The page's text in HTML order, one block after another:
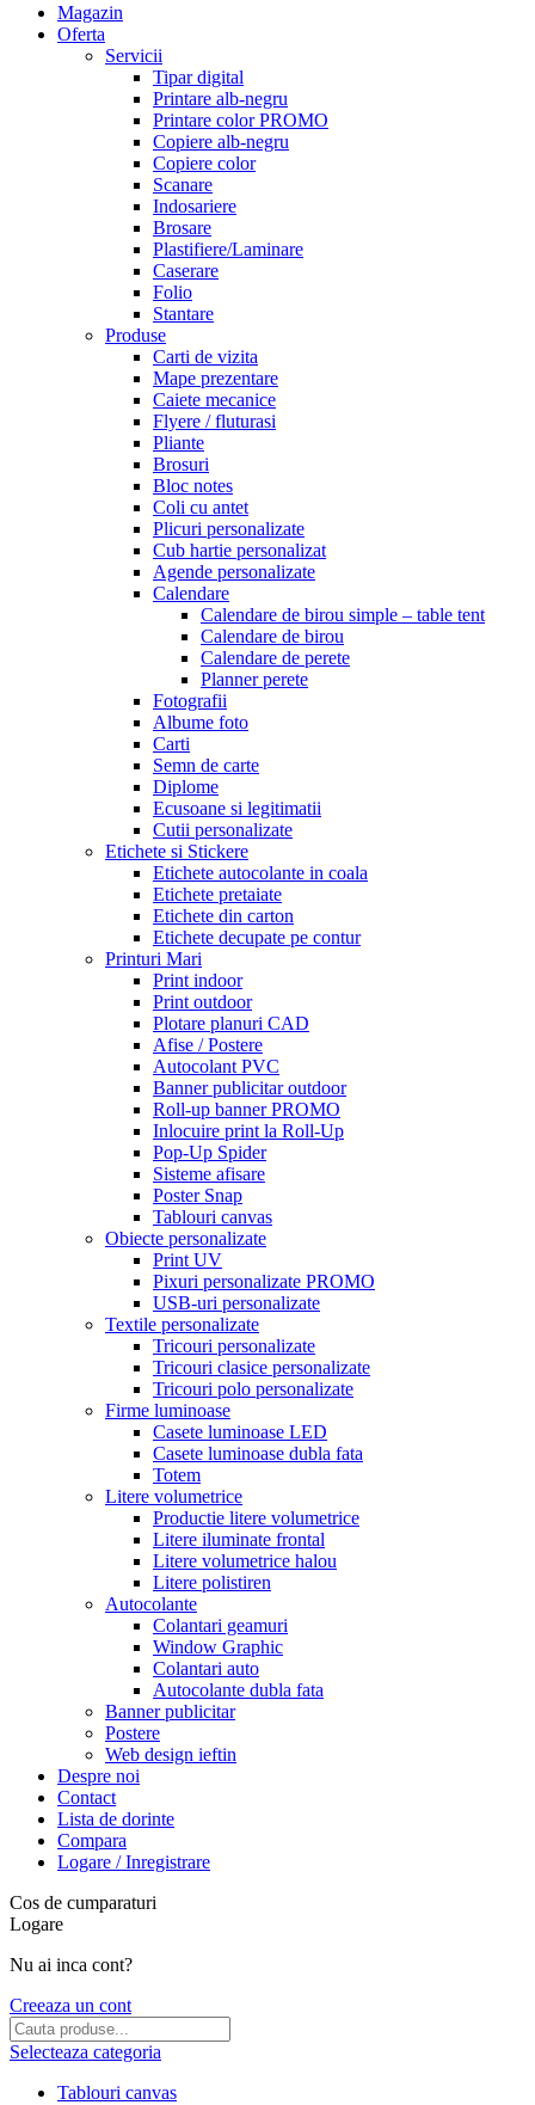
Magazin
Oferta
Servicii
Tipar digital
Printare alb-negru
Printare color PROMO
Copiere alb-negru
Copiere color
Scanare
Indosariere
Brosare
Plastifiere/Laminare
Caserare
Folio
Stantare
Produse
Carti de vizita
Mape prezentare
Caiete mecanice
Flyere / fluturasi
Pliante
Brosuri
Bloc notes
Coli cu antet
Plicuri personalizate
Cub hartie personalizat
Agende personalizate
Calendare
Calendare de birou simple – table tent
Calendare de birou
Calendare de perete
Planner perete
Fotografii
Albume foto
Carti
Semn de carte
Diplome
Ecusoane si legitimatii
Cutii personalizate
Etichete si Stickere
Etichete autocolante in coala
Etichete pretaiate
Etichete din carton
Etichete decupate pe contur
Printuri Mari
Print indoor
Print outdoor
Plotare planuri CAD
Afise / Postere
Autocolant PVC
Banner publicitar outdoor
Roll-up banner PROMO
Inlocuire print la Roll-Up
Pop-Up Spider
Sisteme afisare
Poster Snap
Tablouri canvas
Obiecte personalizate
Print UV
Pixuri personalizate PROMO
USB-uri personalizate
Textile personalizate
Tricouri personalizate
Tricouri clasice personalizate
Tricouri polo personalizate
Firme luminoase
Casete luminoase LED
Casete luminoase dubla fata
Totem
Litere volumetrice
Productie litere volumetrice
Litere iluminate frontal
Litere volumetrice halou
Litere polistiren
Autocolante
Colantari geamuri
Window Graphic
Colantari auto
Autocolante dubla fata
Banner publicitar
Postere
Web design ieftin
Despre noi
Contact
Lista de dorinte
Compara
Logare / Inregistrare
Cos de cumparaturi
Logare
Nu ai inca cont?
Creeaza un cont
Selecteaza categoria
Tablouri canvas